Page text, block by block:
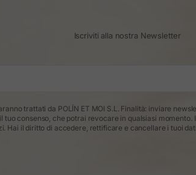
Iscriviti alla nostra Newsletter
trattati da POLÍN ET MOI S.L. Finalità: inviare
tuo consenso, che potrai revocare in qualsiasi momento.
Hai il diritto di accedere, rettificare e cancellare i tuoi